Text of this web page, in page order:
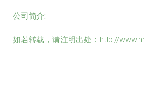
公司简介: -
如若转载，请注明出处：http://